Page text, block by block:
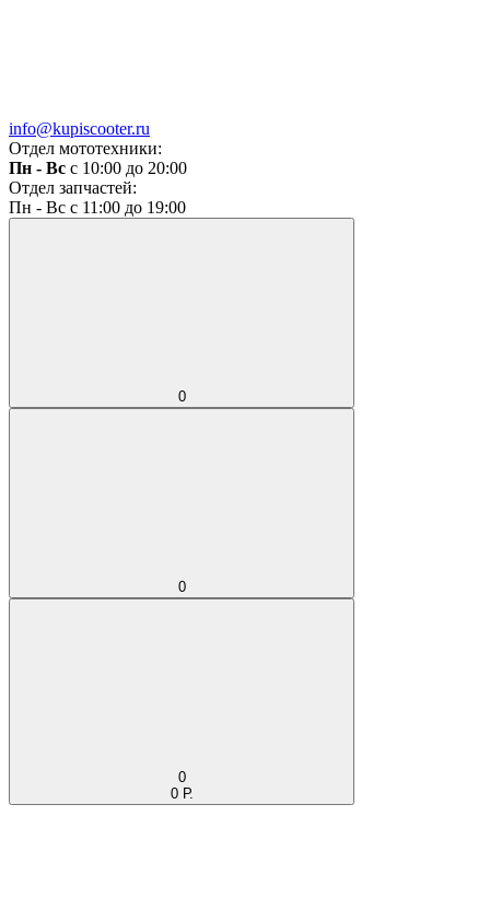
info@kupiscooter.ru
Отдел мототехники:
Пн - Вс с 10:00 до 20:00
Отдел запчастей:
Пн - Вс с 11:00 до 19:00
0
0
0
0 Р.